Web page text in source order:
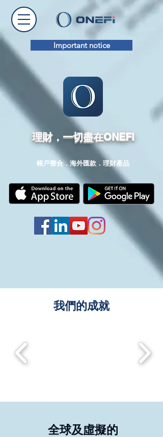
Important notice
理財．一切盡在ONEFi
帳戶整合．海外匯款．理財產品
我們的成就
全球及虛擬的